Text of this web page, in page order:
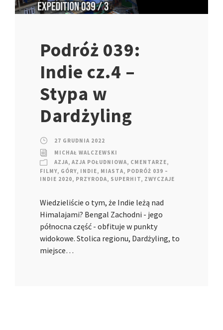
Podróż 039:
Indie cz.4 –
Stypa w
Dardżyling
27 GRUDNIA 2022
MICHAŁ WALCZEWSKI
AZJA, AZJA POŁUDNIOWA, CMENTARZE,
FILMY, GÓRY, INDIE, MIASTA, PODRÓŻ 039 –
INDIE 2020, PRZYRODA, SUPERHIT, ZWYCZAJE
Wiedzieliście o tym, że Indie leżą nad
Himalajami? Bengal Zachodni - jego
północna część - obfituje w punkty
widokowe. Stolica regionu, Dardżyling, to
miejsce…